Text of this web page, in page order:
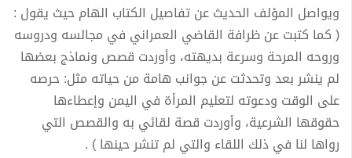
ويواصل المؤلف الحديث عن تفاصيل الكتاب الهام حيث يقول :
( كما كتبت عن ظرافة القاضي العمراني في مجالسه ودروسه
وروحه المرحة وسرعة بديهته، وأوردت قصص ونماذج بعضها
لم ينشر بعد وتحدثت عن جوانب هامة من حياته مثل: حرصه
على الوقت ودعوته لتعليم المرأة في اليمن وإعطاءها
حقوقها الشرعية، وأوردت قصة لقائي به والقصص التي
رواها لنا في ذلك اللقاء والتي لم تنشر حينها ) .